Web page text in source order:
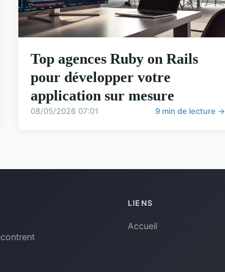
Top agences Ruby on Rails
pour développer votre
application sur mesure
08/05/2026 07:01 9 min de lecture →
LIENS
Accueil